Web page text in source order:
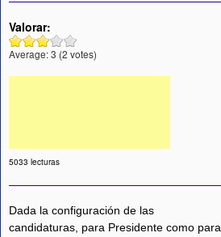
Valorar:
Average:3 (2 votes)
5033 lecturas
Dada la configuración de las
candidaturas, para Presidente como para